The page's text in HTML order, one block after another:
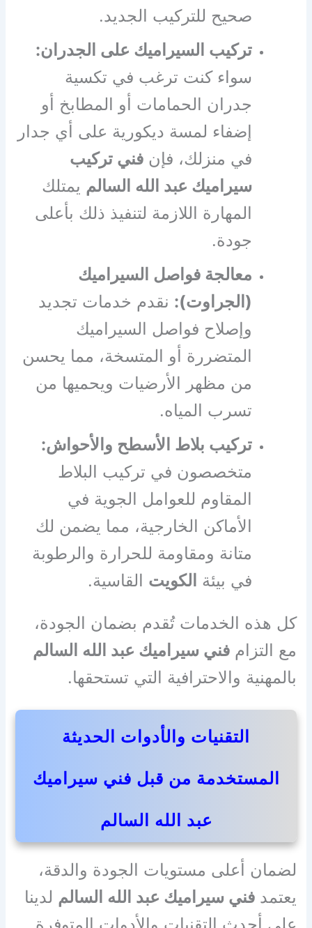
صحيح للتركيب الجديد.
تركيب السيراميك على الجدران:
سواء كنت ترغب في تكسية
جدران الحمامات أو المطابخ أو
إضفاء لمسة ديكورية على أي جدار
في منزلك، فإنفني تركيب
سيراميك عبد الله السالم يمتلك
المهارة اللازمة لتنفيذ ذلك بأعلى
جودة.
معالجة فواصل السيراميك
(الجراوت): نقدم خدمات تجديد
وإصلاح فواصل السيراميك
المتضررة أو المتسخة، مما يحسن
من مظهر الأرضيات ويحميها من
تسرب المياه.
تركيب بلاط الأسطح والأحواش:
متخصصون في تركيب البلاط
المقاوم للعوامل الجوية في
الأماكن الخارجية، مما يضمن لك
متانة ومقاومة للحرارة والرطوبة
في بيئة الكويت القاسية.
كل هذه الخدمات تُقدم بضمان الجودة،
مع التزامفني سيراميك عبد الله السالم
بالمهنية والاحترافية التي تستحقها.
التقنيات والأدوات الحديثة
المستخدمة من قبل فني سيراميك
عبد الله السالم
لضمان أعلى مستويات الجودة والدقة،
يعتمدفني سيراميك عبد الله السالم لدينا